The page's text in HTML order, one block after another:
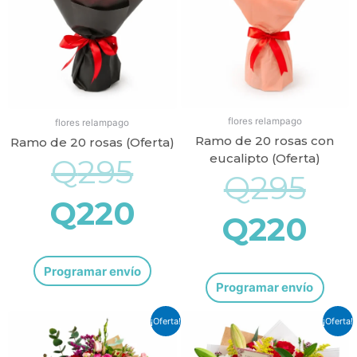
flores relampago
Ramo de 20 rosas (Oferta)
Q295
Q220
Programar envío
flores relampago
Ramo de 20 rosas con
eucalipto (Oferta)
Q295
Q220
Programar envío
¡Oferta!
El
El
¡Oferta!
El
El